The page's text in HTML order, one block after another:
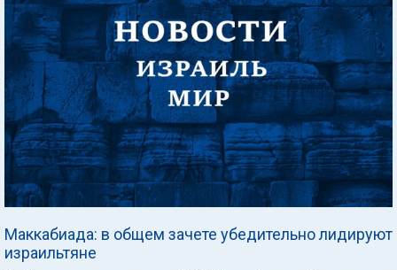
Маккабиада: в общем зачете убедительно лидируют
израильтяне